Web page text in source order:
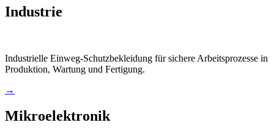
Industrie
Industrielle Einweg-Schutzbekleidung für sichere Arbeitsprozesse in
Produktion, Wartung und Fertigung.
→
Mikroelektronik